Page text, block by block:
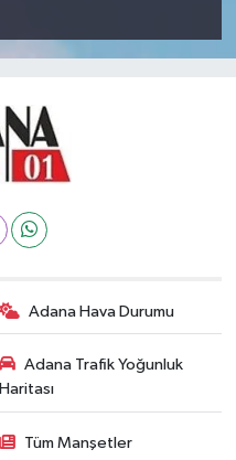
Adana Hava Durumu
Adana Trafik Yoğunluk
Haritası
Tüm Manşetler